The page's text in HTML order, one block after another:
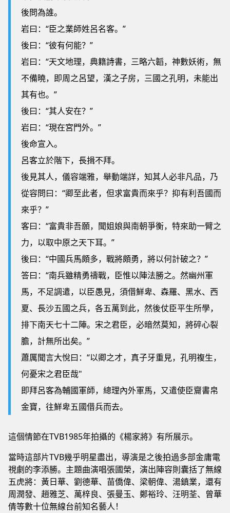
後問為誰。
岩曰：“臣之業師姓呂名客。”
後曰：“彼有何能？”
岩曰：“天文地理，典籍詩書，三略六韜，神數妖術，無
不備曉，即周之呂望，漢之子房，三國之孔明，未能出
其有也。”
後曰：“其人安在？”
岩曰：“現在宮門外。”
後命宣入。
呂客立於階下，長揖不拜。
後見其人，儀容端雅，舉動端詳，知其人必非凡品，乃
從容問曰：“卿至此者，但求富貴而來乎？抑有利吾國而
來乎？”
客曰：“富貴非吾願，聞姐娘與南朝爭衡，特來助一臂之
力，以取中原之天下耳。”
後曰：“中國兵馬頗多，戰將頗勇，將以何計破之？”
答曰：“南兵雖精勇禱戰，臣惟以陣法勝之。然幽州軍
馬，不足調遣，以臣愚見，須借鮮卑、森羅、黑水、西
夏、長沙五國之兵，各五萬到此，然後仗臣平生所學，
排下南天七十二陣。宋之君臣，必暗然莫知，將碎心裂
膽，計無所出矣。”
蕭厲聞言大悅曰：“以卿之才，真子牙重見，孔明複生，
何憂宋之君臣哉"
即拜呂客為輔國軍師，總理內外軍馬，又遣使臣齎書帛
金寶，往鮮卑五國借兵而去。
這個情節在TVB1985年拍攝的《楊家將》有所展示。
當時這部片TVB幾乎明星盡出，導演是之後拍過多部金庸電
視劇的李添勝。主題曲演唱張國榮，演出陣容則囊括了無線
五虎將：黃日華、劉德華、苗僑偉、梁朝偉、湯鎮業，還有
周潤發、趙雅芝、萬梓良、張曼玉、鄭裕玲、汪明荃、曾華
倩等數十位無線台前知名藝人！